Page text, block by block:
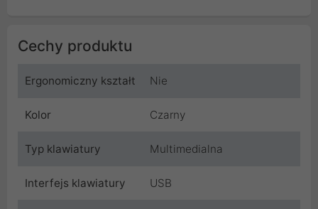
Cechy produktu
Ergonomiczny kształt Nie
Kolor Czarny
Typ klawiatury Multimedialna
Interfejs klawiatury USB